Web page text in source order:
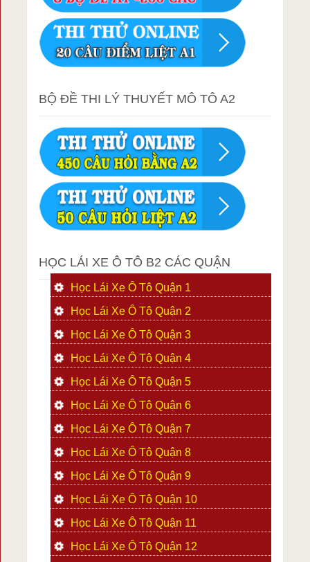
BỘ ĐỀ THI LÝ THUYẾT MÔ TÔ A2
HỌC LÁI XE Ô TÔ B2 CÁC QUẬN
Học Lái Xe Ô Tô Quận 1
Học Lái Xe Ô Tô Quận 2
Học Lái Xe Ô Tô Quận 3
Học Lái Xe Ô Tô Quận 4
Học Lái Xe Ô Tô Quận 5
Học Lái Xe Ô Tô Quận 6
Học Lái Xe Ô Tô Quận 7
Học Lái Xe Ô Tô Quận 8
Học Lái Xe Ô Tô Quận 9
Học Lái Xe Ô Tô Quận 10
Học Lái Xe Ô Tô Quận 11
Học Lái Xe Ô Tô Quận 12